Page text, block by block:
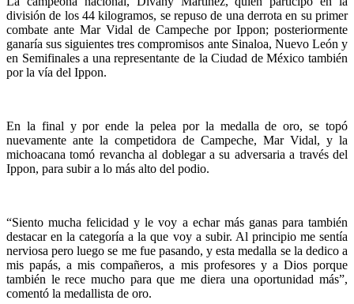
división de los 44 kilogramos, se repuso de una derrota en su primer
combate ante Mar Vidal de Campeche por Ippon; posteriormente
ganaría sus siguientes tres compromisos ante Sinaloa, Nuevo León y
en Semifinales a una representante de la Ciudad de México también
por la vía del Ippon.
En la final y por ende la pelea por la medalla de oro, se topó
nuevamente ante la competidora de Campeche, Mar Vidal, y la
michoacana tomó revancha al doblegar a su adversaria a través del
Ippon, para subir a lo más alto del podio.
“Siento mucha felicidad y le voy a echar más ganas para también
destacar en la categoría a la que voy a subir. Al principio me sentía
nerviosa pero luego se me fue pasando, y esta medalla se la dedico a
mis papás, a mis compañeros, a mis profesores y a Dios porque
también le rece mucho para que me diera una oportunidad más”,
comentó la medallista de oro.